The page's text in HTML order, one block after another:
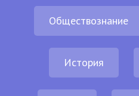
Обществознание
История